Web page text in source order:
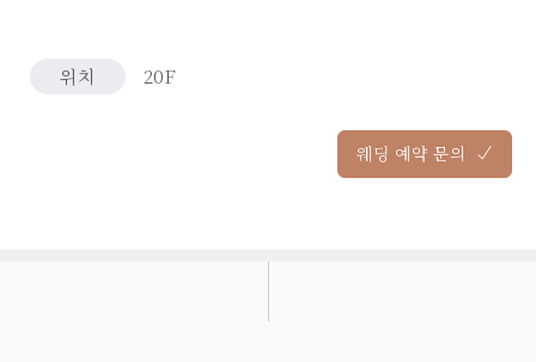
위치 20F
웨딩 예약 문의